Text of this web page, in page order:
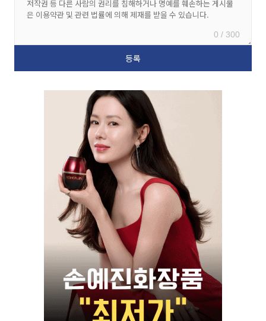
0 / 300